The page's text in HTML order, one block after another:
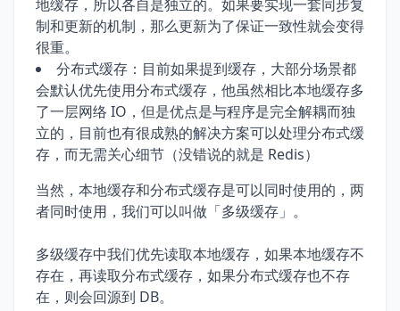
地缓存，所以各自是独立的。如果要实现一套同步复
制和更新的机制，那么更新为了保证一致性就会变得
很重。
分布式缓存：目前如果提到缓存，大部分场景都
会默认优先使用分布式缓存，他虽然相比本地缓存多
了一层网络 IO，但是优点是与程序是完全解耦而独
立的，目前也有很成熟的解决方案可以处理分布式缓
存，而无需关心细节（没错说的就是 Redis）
当然，本地缓存和分布式缓存是可以同时使用的，两
者同时使用，我们可以叫做「多级缓存」。
多级缓存中我们优先读取本地缓存，如果本地缓存不
存在，再读取分布式缓存，如果分布式缓存也不存
在，则会回源到 DB。